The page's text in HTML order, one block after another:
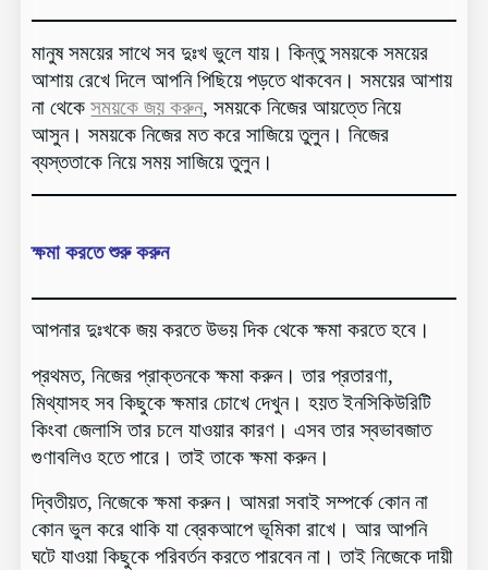
মানুষ সময়ের সাথে সব দুঃখ ভুলে যায়। কিন্তু সময়কে সময়ের
আশায় রেখে দিলে আপনি পিছিয়ে পড়তে থাকবেন। সময়ের আশায়
না থেকেসময়কে জয় করুন, সময়কে নিজের আয়ত্তে নিয়ে
আসুন। সময়কে নিজের মত করে সাজিয়ে তুলুন। নিজের
ব্যস্ততাকে নিয়ে সময় সাজিয়ে তুলুন।
ক্ষমা করতে শুরু করুন
আপনার দুঃখকে জয় করতে উভয় দিক থেকে ক্ষমা করতে হবে।
প্রথমত, নিজের প্রাক্তনকে ক্ষমা করুন। তার প্রতারণা,
মিথ্যাসহ সব কিছুকে ক্ষমার চোখে দেখুন। হয়ত ইনসিকিউরিটি
কিংবা জেলাসি তার চলে যাওয়ার কারণ। এসব তার স্বভাবজাত
গুণাবলিও হতে পারে। তাই তাকে ক্ষমা করুন।
দ্বিতীয়ত, নিজেকে ক্ষমা করুন। আমরা সবাই সম্পর্কে কোন না
কোন ভুল করে থাকি যা ব্রেকআপে ভূমিকা রাখে। আর আপনি
ঘটে যাওয়া কিছুকে পরিবর্তন করতে পারবেন না। তাই নিজেকে দায়ী